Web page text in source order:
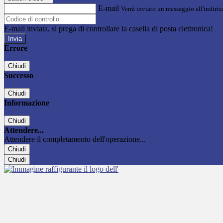
E-mail Verrà inviato un messaggio
E-mail inviata, si prega di controllare la casella di posta elettronica!
Errore
Chiudi
Successo
Chiudi
Informazione
Chiudi
Attendere...
Attendere il completamento dell'operazione...
Chiudi
Chiudi